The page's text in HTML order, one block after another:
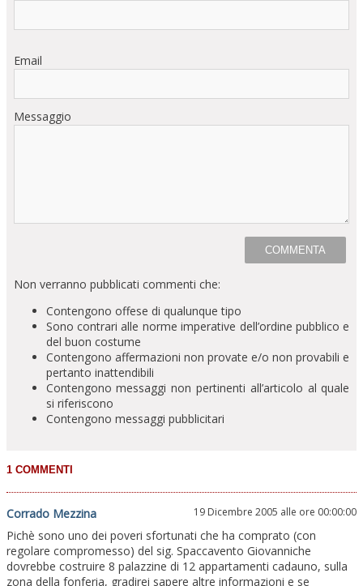
Email
Messaggio
Non verranno pubblicati commenti che:
Contengono offese di qualunque tipo
Sono contrari alle norme imperative dell’ordine pubblico e
del buon costume
Contengono affermazioni non provate e/o non provabili e
pertanto inattendibili
Contengono messaggi non pertinenti all’articolo al quale
si riferiscono
Contengono messaggi pubblicitari
Corrado Mezzina 19 Dicembre 2005 alle ore 00:00:00
Pichè sono uno dei poveri sfortunati che ha comprato (con
regolare compromesso) del sig. Spaccavento Giovanniche
dovrebbe costruire 8 palazzine di 12 appartamenti cadauno, sulla
zona della fonferia, gradirei sapere altre informazioni e se